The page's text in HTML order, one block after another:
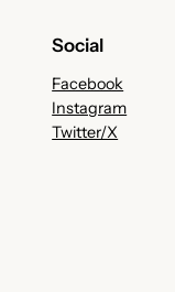
Social
Facebook
Instagram
Twitter/X